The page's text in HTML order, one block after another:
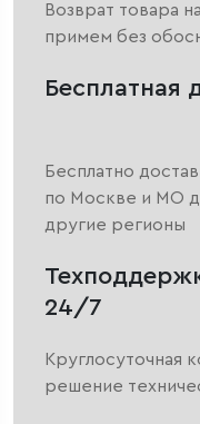
Возврат товара
примем без
Бесплатная
Бесплатно
по Москве и МО
другие регионы
24/7
Круглосуточная
решение